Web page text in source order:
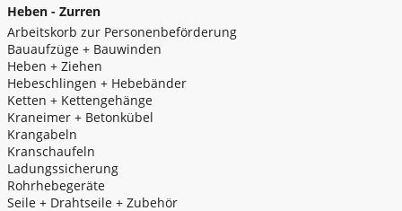
Heben - Zurren
Arbeitskorb zur Personenbeförderung
Bauaufzüge + Bauwinden
Heben + Ziehen
Hebeschlingen + Hebebänder
Ketten + Kettengehänge
Kraneimer + Betonkübel
Krangabeln
Kranschaufeln
Ladungssicherung
Rohrhebegeräte
Seile + Drahtseile + Zubehör